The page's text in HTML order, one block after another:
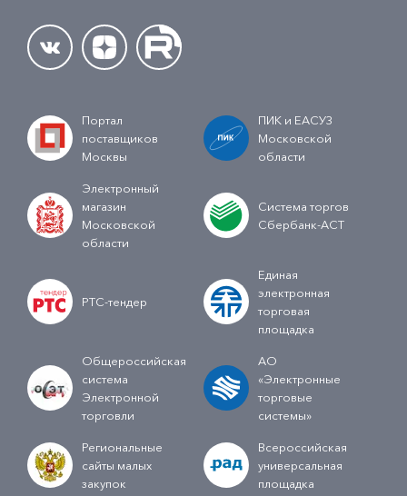
Портал
поставщиков
Москвы
ПИК и ЕАСУЗ
Московской
области
Электронный
магазин
Московской
области
Система торгов
Сбербанк-АСТ
РТС-тендер
Единая
электронная
торговая
площадка
Общероссийская
система
Электронной
торговли
АО
«Электронные
торговые
системы»
Региональные
сайты малых
закупок
Всероссийская
универсальная
площадка